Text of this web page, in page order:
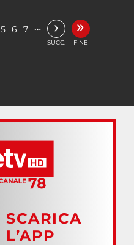
5 6 7 … ›
SUCC.
»
FINE
SCARICA
L’APP